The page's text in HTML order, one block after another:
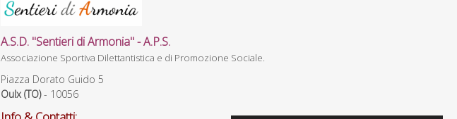
A.S.D. "Sentieri di Armonia" - A.P.S.
Associazione Sportiva Dilettantistica e di Promozione Sociale.
Piazza Dorato Guido 5
Oulx (TO)- 10056